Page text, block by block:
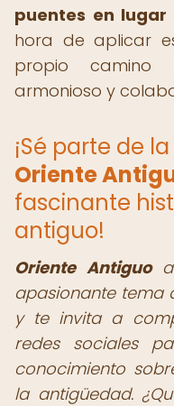
puentes en
hora de aplicar
propio
armonioso y
¡Sé parte de
Oriente
fascinante
antiguo!
Oriente Antiguo
apasionante tema
y te invita a
redes sociales
conocimiento
la antigüedad.